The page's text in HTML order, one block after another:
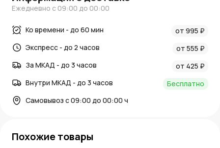
Ежедневно с 09:00 до 00:00
Ко времени - до 60 мин
от 995 ₽
Экспресс - до 2 часов
от 555 ₽
За МКАД - до 3 часов
от 425 ₽
Внутри МКАД - до 3 часов
Бесплатно
Самовывоз с 09:00 до 00:00 ч
Похожие товары